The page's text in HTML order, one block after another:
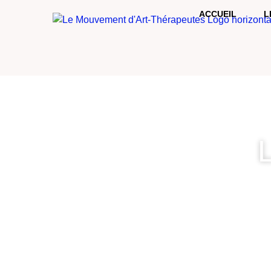
ACCUEIL